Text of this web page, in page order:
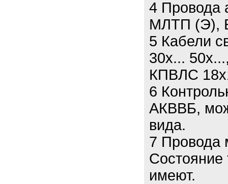
4
МЛТП (Э),
5 Кабели
30х...
КПВЛС
6
АКВВБ,
вида.
7
Состояние
имеют.